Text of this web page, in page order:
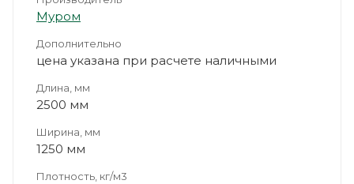
Муром
Дополнительно
цена указана при расчете наличными
Длина, мм
2500 мм
Ширина, мм
1250 мм
Плотность, кг/м3